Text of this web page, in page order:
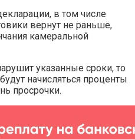
в том числе
вернут не раньше,
камеральной
указанные сроки, то
начисляться проценты
просрочки.